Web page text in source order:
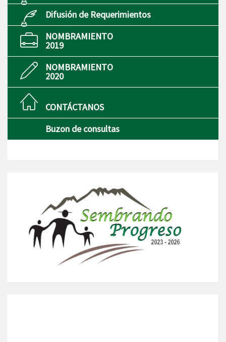
Difusión de Requerimientos
NOMBRAMIENTO
2019
NOMBRAMIENTO
2020
CONTÁCTANOS
Buzon de consultas